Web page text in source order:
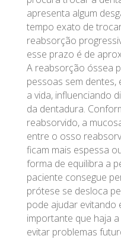
apresenta algum
tempo exato de
reabsorção
esse prazo é de
A reabsorção óssea
pessoas sem
a vida, influenciando
da dentadura.
reabsorvido, a
entre o osso
ficam mais espessa
forma de equilibra a
paciente consegue
prótese se desloca
pode ajudar evitando
importante que haja
evitar problemas